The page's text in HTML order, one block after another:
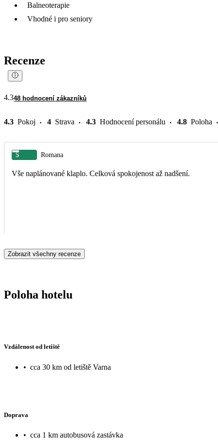
Balneoterapie
Vhodné i pro seniory
Recenze
4.348 hodnocení zákazníků
4.3 Pokoj 4 Strava 4.3 Hodnocení personálu 4.8 Poloha
5 Romana
Vše naplánované klaplo. Celková spokojenost až nadšení.
Zobrazit všechny recenze
Poloha hotelu
Vzdálenost od letiště
• cca 30 km od letiště Varna
Doprava
• cca 1 km autobusová zastávka